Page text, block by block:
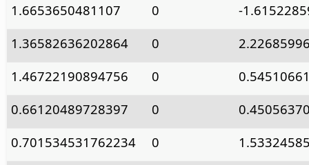
1.6653650481107
0
-
1.36582636202864
0
1.46722190894756
0
0.66120489728397
0
0.701534531762234
0